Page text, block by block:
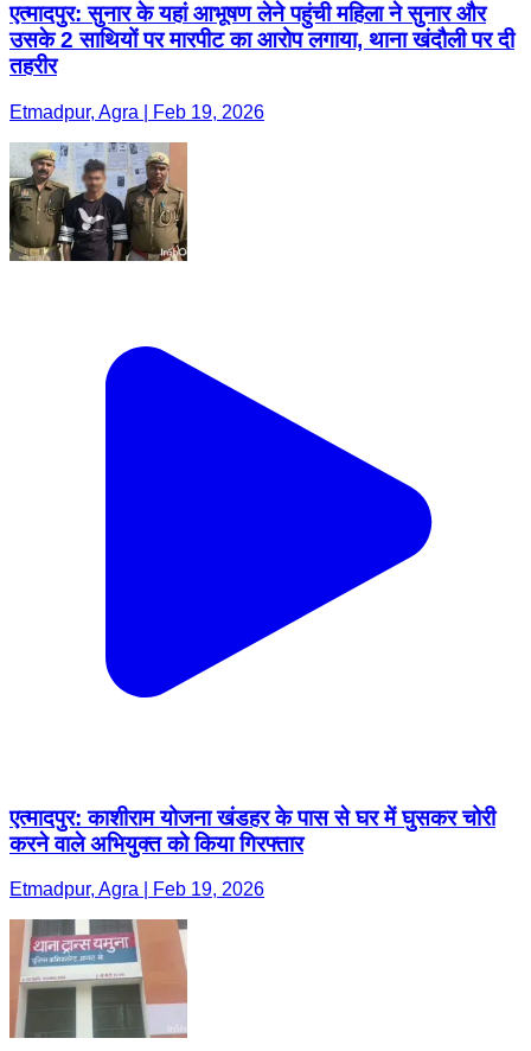
एत्मादपुर: सुनार के यहां आभूषण लेने पहुंची महिला ने सुनार और
उसके 2 साथियों पर मारपीट का आरोप लगाया, थाना खंदौली पर दी
तहरीर
Etmadpur, Agra | Feb 19, 2026
एत्मादपुर: काशीराम योजना खंडहर के पास से घर में घुसकर चोरी
करने वाले अभियुक्त को किया गिरफ्तार
Etmadpur, Agra | Feb 19, 2026